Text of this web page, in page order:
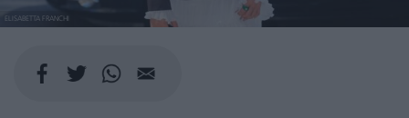
ELISABETTA FRANCHI